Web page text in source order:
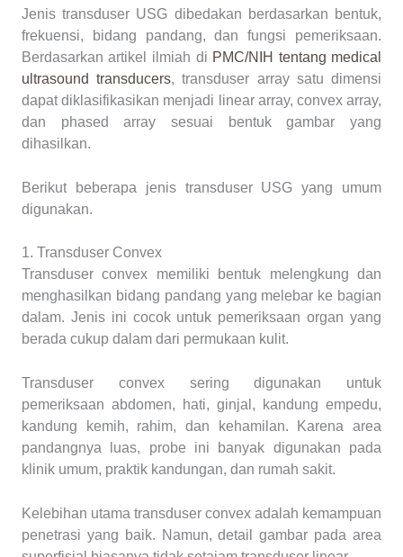
Jenis transduser USG dibedakan berdasarkan bentuk,
frekuensi, bidang pandang, dan fungsi pemeriksaan.
Berdasarkan artikel ilmiah di PMC/NIH tentang medical
ultrasound transducers, transduser array satu dimensi
dapat diklasifikasikan menjadi linear array, convex array,
dan phased array sesuai bentuk gambar yang
dihasilkan.
Berikut beberapa jenis transduser USG yang umum
digunakan.
1. Transduser Convex
Transduser convex memiliki bentuk melengkung dan
menghasilkan bidang pandang yang melebar ke bagian
dalam. Jenis ini cocok untuk pemeriksaan organ yang
berada cukup dalam dari permukaan kulit.
Transduser convex sering digunakan untuk
pemeriksaan abdomen, hati, ginjal, kandung empedu,
kandung kemih, rahim, dan kehamilan. Karena area
pandangnya luas, probe ini banyak digunakan pada
klinik umum, praktik kandungan, dan rumah sakit.
Kelebihan utama transduser convex adalah kemampuan
penetrasi yang baik. Namun, detail gambar pada area